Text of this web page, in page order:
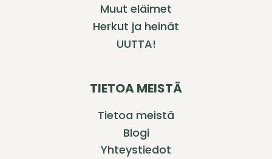
Muut eläimet
Herkut ja heinät
UUTTA!
TIETOA MEISTÄ
Tietoa meistä
Blogi
Yhteystiedot